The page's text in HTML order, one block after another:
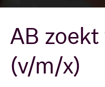
Zaalhuur
BRDCST
ABtv
AB
(v/m/x)